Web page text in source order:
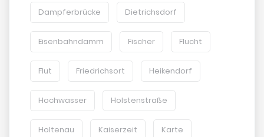
Dampferbrücke Dietrichsdorf
Eisenbahndamm Fischer Flucht
Flut Friedrichsort Heikendorf
Hochwasser Holstenstraße
Holtenau Kaiserzeit Karte